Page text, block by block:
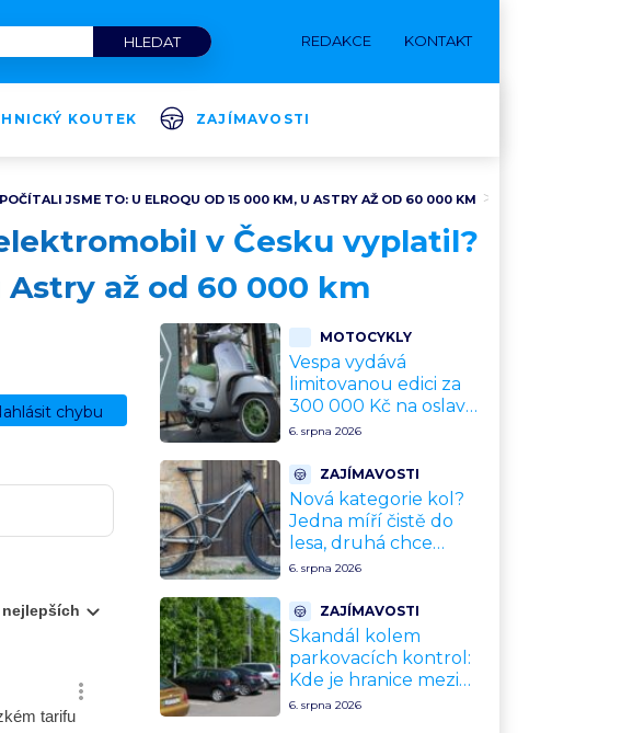
REDAKCE KONTAKT
KOUTEK ZAJÍMAVOSTI
JSME TO: U ELROQU OD 15 000 KM, U ASTRY AŽ OD 60 000 KM
v Česku vyplatil?
až od 60 000 km
chybu
MOTOCYKLY
Vespa vydává
limitovanou edici za
300 000 Kč na oslavu
80 let. Jde o
místo jízdního
upgradu
6. srpna 2026
ZAJÍMAVOSTI
Nová kategorie kol?
Jedna míří čistě do
lesa, druhá chce
nahradit dnešní
rozporuplné názory
6. srpna 2026
ZAJÍMAVOSTI
Skandál kolem
parkovacích kontrol:
Kde je hranice mezi
kávou a úplatkem?
6. srpna 2026